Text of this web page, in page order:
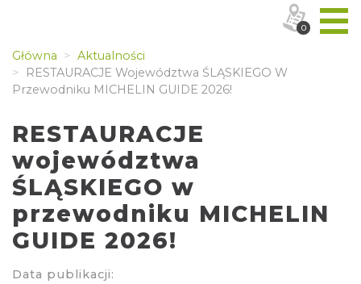
Główna
Aktualności
RESTAURACJE Województwa ŚLĄSKIEGO W
Przewodniku MICHELIN GUIDE 2026!
RESTAURACJE
województwa
ŚLĄSKIEGO w
przewodniku MICHELIN
GUIDE 2026!
Data publikacji:
0